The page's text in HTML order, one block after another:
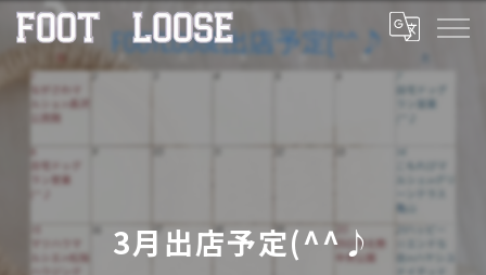
3月出店予定(^^♪